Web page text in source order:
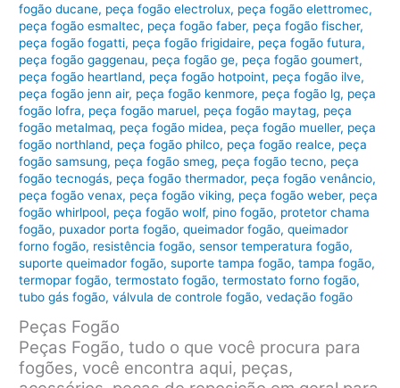
fogão ducane, peça fogão electrolux, peça fogão elettromec,
peça fogão esmaltec, peça fogão faber, peça fogão fischer,
peça fogão fogatti, peça fogão frigidaire, peça fogão futura,
peça fogão gaggenau, peça fogão ge, peça fogão goumert,
peça fogão heartland, peça fogão hotpoint, peça fogão ilve,
peça fogão jenn air, peça fogão kenmore, peça fogão lg, peça
fogão lofra, peça fogão maruel, peça fogão maytag, peça
fogão metalmaq, peça fogão midea, peça fogão mueller, peça
fogão northland, peça fogão philco, peça fogão realce, peça
fogão samsung, peça fogão smeg, peça fogão tecno, peça
fogão tecnogás, peça fogão thermador, peça fogão venâncio,
peça fogão venax, peça fogão viking, peça fogão weber, peça
fogão whirlpool, peça fogão wolf, pino fogão, protetor chama
fogão, puxador porta fogão,queimador fogão,queimador
forno fogão, resistência fogão,sensor temperatura fogão,
suporte queimador fogão,suporte tampa fogão,tampa fogão,
termopar fogão,termostato fogão,termostato forno fogão,
tubo gás fogão,válvula de controle fogão,vedação fogão
Peças Fogão
Peças Fogão, tudo o que você procura para
fogões, você encontra aqui, peças,